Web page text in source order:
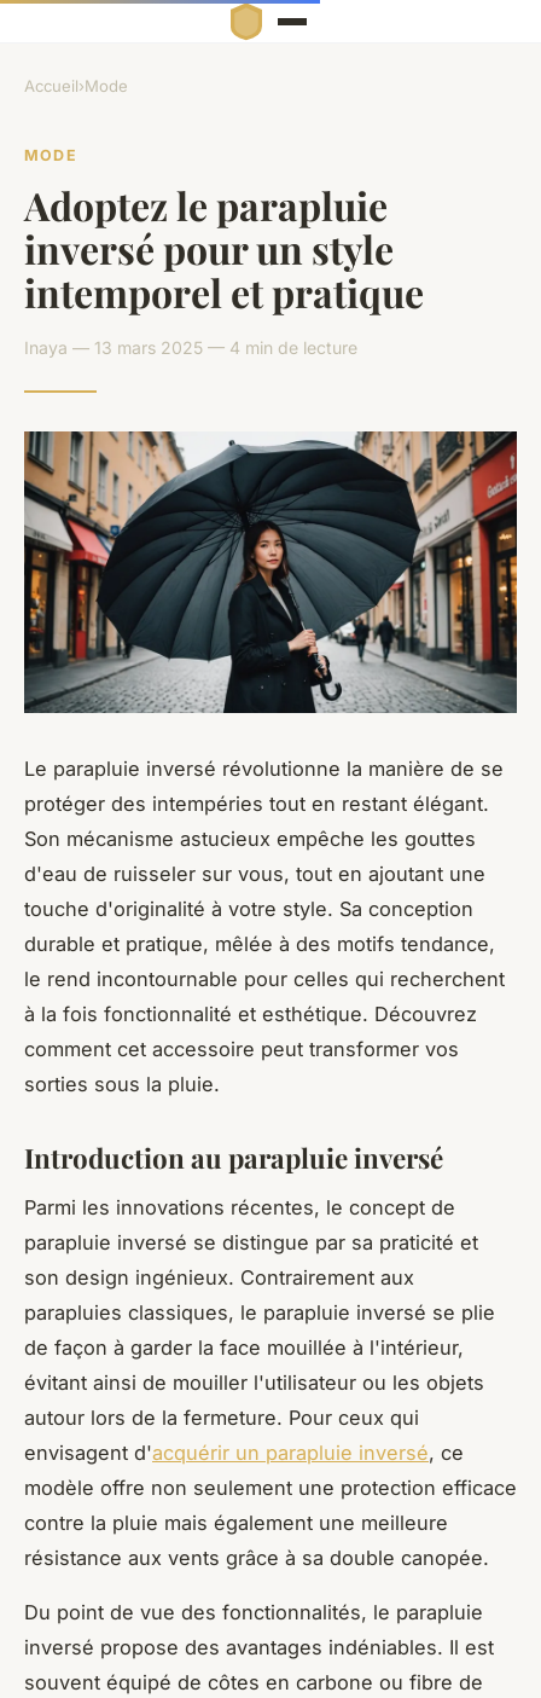
Accueil›Mode
MODE
Adoptez le parapluie
inversé pour un style
intemporel et pratique
Inaya — 13 mars 2025 — 4 min de lecture
Le parapluie inversé révolutionne la manière de se
protéger des intempéries tout en restant élégant.
Son mécanisme astucieux empêche les gouttes
d'eau de ruisseler sur vous, tout en ajoutant une
touche d'originalité à votre style. Sa conception
durable et pratique, mêlée à des motifs tendance,
le rend incontournable pour celles qui recherchent
à la fois fonctionnalité et esthétique. Découvrez
comment cet accessoire peut transformer vos
sorties sous la pluie.
Introduction au parapluie inversé
Parmi les innovations récentes, le concept de
parapluie inversé se distingue par sa praticité et
son design ingénieux. Contrairement aux
parapluies classiques, le parapluie inversé se plie
de façon à garder la face mouillée à l'intérieur,
évitant ainsi de mouiller l'utilisateur ou les objets
autour lors de la fermeture. Pour ceux qui
envisagent d'acquérir un parapluie inversé, ce
modèle offre non seulement une protection efficace
contre la pluie mais également une meilleure
résistance aux vents grâce à sa double canopée.
Du point de vue des fonctionnalités, le parapluie
inversé propose des avantages indéniables. Il est
souvent équipé de côtes en carbone ou fibre de